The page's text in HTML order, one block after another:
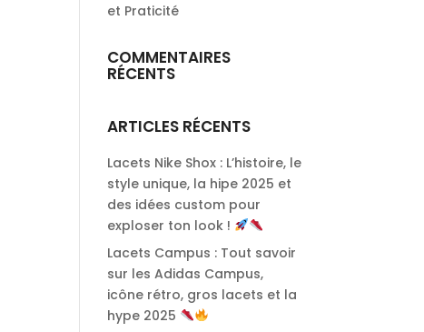
et Praticité
COMMENTAIRES
RÉCENTS
ARTICLES RÉCENTS
Lacets Nike Shox : L’histoire, le
style unique, la hipe 2025 et
des idées custom pour
exploser ton look !
Lacets Campus : Tout savoir
sur les Adidas Campus,
icône rétro, gros lacets et la
hype 2025